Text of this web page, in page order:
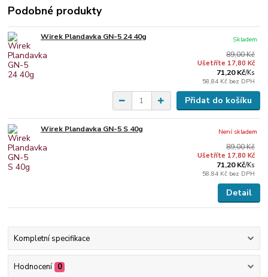
Podobné produkty
Wirek Plandavka GN-5 24 40g
89,00 Kč
Ušetříte 17,80 Kč
71,20 Kč/Ks
58,84 Kč bez DPH
Skladem
Přidat do košíku
Wirek Plandavka GN-5 S 40g
89,00 Kč
Ušetříte 17,80 Kč
71,20 Kč/Ks
58,84 Kč bez DPH
Není skladem
Detail
Kompletní specifikace
Hodnocení 0